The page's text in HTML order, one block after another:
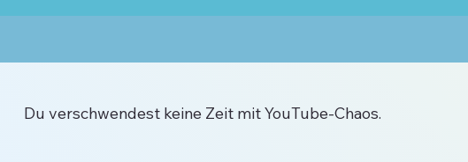
Du verschwendest keine Zeit mit YouTube-Chaos.